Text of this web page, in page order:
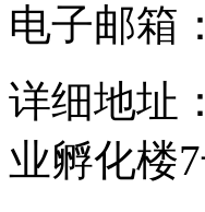
电子邮箱
详细地址
业孵化楼